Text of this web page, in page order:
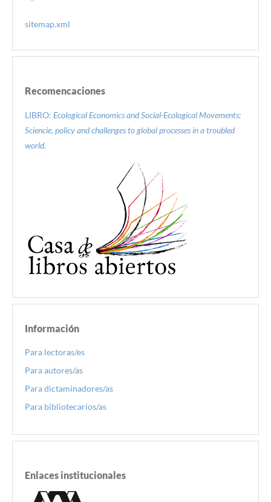
sitemap.xml
Recomencaciones
LIBRO: Ecological Economics and Social-Ecological Movements:
Sciencie, policy and challenges to global processes in a troubled
world.
Información
Para lectoras/es
Para autores/as
Para dictaminadores/as
Para bibliotecarios/as
Enlaces institucionales